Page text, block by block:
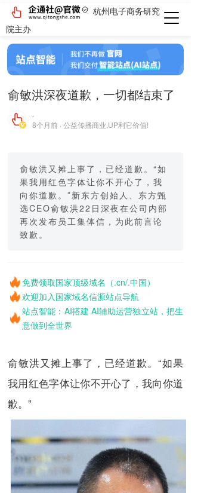
杭州电子商务研究
院主办
俞敏洪深夜道歉，一切都结束了
·
8个月前 · 公益传播商业,UP利它价值!
俞敏洪又摊上事了，已经道歉。“如
果我用红色字体让你不开心了，我
向你道歉。”新东方创始人、东方甄
选CEO俞敏洪22日深夜在公司内部
再次发布员工集体信，为此前言论
致歉。
免费领取国家顶级域名（.cn/.中国）
欢迎加入国家域名信源站点导航
站点智能：AI搭建 AI辅助运营独立站，把生
意做到全世界
俞敏洪又摊上事了，已经道歉。“如果
我用红色字体让你不开心了，我向你道
歉。”